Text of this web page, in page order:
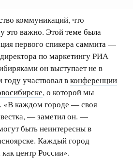
коммуникаций, что
это важно. Этой теме была
первого спикера саммита —
по маркетингу РИА
он выступает не в
участвовал вконференции
, о которой мы
«В каждом городе — своя
— заметил он. —
быть неинтересны в
Каждый город
центр России».